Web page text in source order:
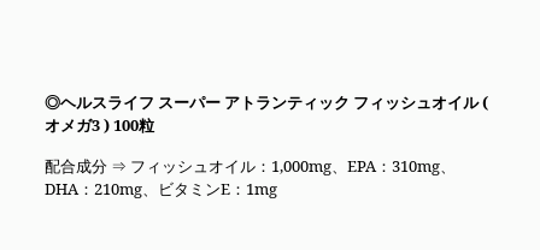
◎ヘルスライフ スーパー アトランティック フィッシュオイル (
オメガ3 ) 100粒
配合成分 ⇒ フィッシュオイル：1,000mg、EPA：310mg、
DHA：210mg、ビタミンE：1mg